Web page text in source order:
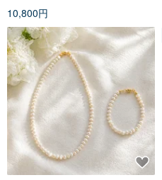
10,800円